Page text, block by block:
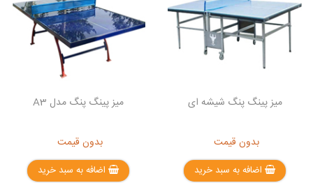
میز پینگ پنگ شیشه ای
بدون قیمت
اضافه به سبد خرید
میز پینگ پنگ مدل A3
بدون قیمت
اضافه به سبد خرید